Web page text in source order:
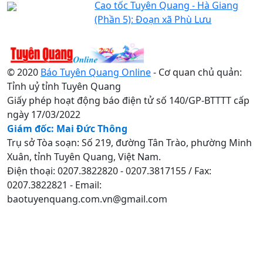
Cao tốc Tuyên Quang - Hà Giang
(Phần 5): Đoạn xã Phù Lưu
© 2020 Báo Tuyên Quang Online- Cơ quan chủ quản:
Tỉnh uỷ tỉnh Tuyên Quang
Giấy phép hoạt động báo điện tử số 140/GP-BTTTT cấp
ngày 17/03/2022
Giám đốc: Mai Đức Thông
Trụ sở Tòa soạn: Số 219, đường Tân Trào, phường Minh
Xuân, tỉnh Tuyên Quang, Việt Nam.
Điện thoại: 0207.3822820 - 0207.3817155 / Fax:
0207.3822821 - Email:
baotuyenquang.com.vn@gmail.com